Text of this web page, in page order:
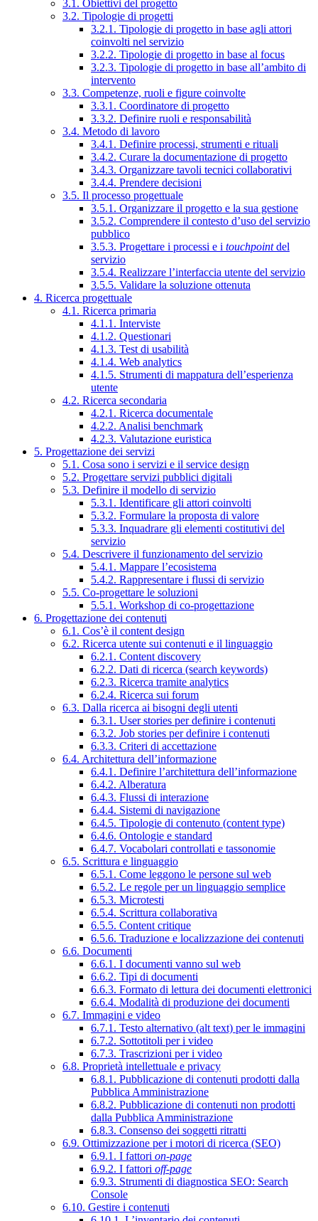
3.1. Obiettivi del progetto
3.2. Tipologie di progetti
3.2.1. Tipologie di progetto in base agli attori
coinvolti nel servizio
3.2.2. Tipologie di progetto in base al focus
3.2.3. Tipologie di progetto in base all’ambito di
intervento
3.3. Competenze, ruoli e figure coinvolte
3.3.1. Coordinatore di progetto
3.3.2. Definire ruoli e responsabilità
3.4. Metodo di lavoro
3.4.1. Definire processi, strumenti e rituali
3.4.2. Curare la documentazione di progetto
3.4.3. Organizzare tavoli tecnici collaborativi
3.4.4. Prendere decisioni
3.5. Il processo progettuale
3.5.1. Organizzare il progetto e la sua gestione
3.5.2. Comprendere il contesto d’uso del servizio
pubblico
3.5.3. Progettare i processi e i touchpointdel
servizio
3.5.4. Realizzare l’interfaccia utente del servizio
3.5.5. Validare la soluzione ottenuta
4. Ricerca progettuale
4.1. Ricerca primaria
4.1.1. Interviste
4.1.2. Questionari
4.1.3. Test di usabilità
4.1.4. Web analytics
4.1.5. Strumenti di mappatura dell’esperienza
utente
4.2. Ricerca secondaria
4.2.1. Ricerca documentale
4.2.2. Analisi benchmark
4.2.3. Valutazione euristica
5. Progettazione dei servizi
5.1. Cosa sono i servizi e il service design
5.2. Progettare servizi pubblici digitali
5.3. Definire il modello di servizio
5.3.1. Identificare gli attori coinvolti
5.3.2. Formulare la proposta di valore
5.3.3. Inquadrare gli elementi costitutivi del
servizio
5.4. Descrivere il funzionamento del servizio
5.4.1. Mappare l’ecosistema
5.4.2. Rappresentare i flussi di servizio
5.5. Co-progettare le soluzioni
5.5.1. Workshop di co-progettazione
6. Progettazione dei contenuti
6.1. Cos’è il content design
6.2. Ricerca utente sui contenuti e il linguaggio
6.2.1. Content discovery
6.2.2. Dati di ricerca (search keywords)
6.2.3. Ricerca tramite analytics
6.2.4. Ricerca sui forum
6.3. Dalla ricerca ai bisogni degli utenti
6.3.1. User stories per definire i contenuti
6.3.2. Job stories per definire i contenuti
6.3.3. Criteri di accettazione
6.4. Architettura dell’informazione
6.4.1. Definire l’architettura dell’informazione
6.4.2. Alberatura
6.4.3. Flussi di interazione
6.4.4. Sistemi di navigazione
6.4.5. Tipologie di contenuto (content type)
6.4.6. Ontologie e standard
6.4.7. Vocabolari controllati e tassonomie
6.5. Scrittura e linguaggio
6.5.1. Come leggono le persone sul web
6.5.2. Le regole per un linguaggio semplice
6.5.3. Microtesti
6.5.4. Scrittura collaborativa
6.5.5. Content critique
6.5.6. Traduzione e localizzazione dei contenuti
6.6. Documenti
6.6.1. I documenti vanno sul web
6.6.2. Tipi di documenti
6.6.3. Formato di lettura dei documenti elettronici
6.6.4. Modalità di produzione dei documenti
6.7. Immagini e video
6.7.1. Testo alternativo (alt text) per le immagini
6.7.2. Sottotitoli per i video
6.7.3. Trascrizioni per i video
6.8. Proprietà intellettuale e privacy
6.8.1. Pubblicazione di contenuti prodotti dalla
Pubblica Amministrazione
6.8.2. Pubblicazione di contenuti non prodotti
dalla Pubblica Amministrazione
6.8.3. Consenso dei soggetti ritratti
6.9. Ottimizzazione per i motori di ricerca (SEO)
6.9.1. I fattori on-page
6.9.2. I fattori off-page
6.9.3. Strumenti di diagnostica SEO: Search
Console
6.10. Gestire i contenuti